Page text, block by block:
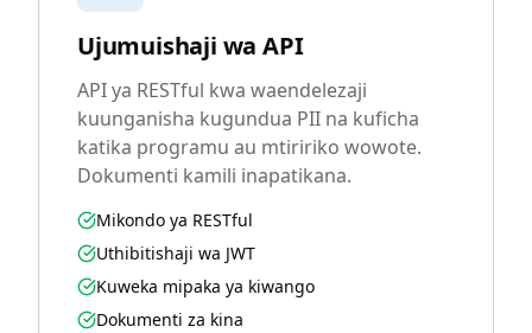
Ujumuishaji wa API
API ya RESTful kwa waendelezaji
kuunganisha kugundua PII na kuficha
katika programu au mtiririko wowote.
Dokumenti kamili inapatikana.
Mikondo ya RESTful
Uthibitishaji wa JWT
Kuweka mipaka ya kiwango
Dokumenti za kina